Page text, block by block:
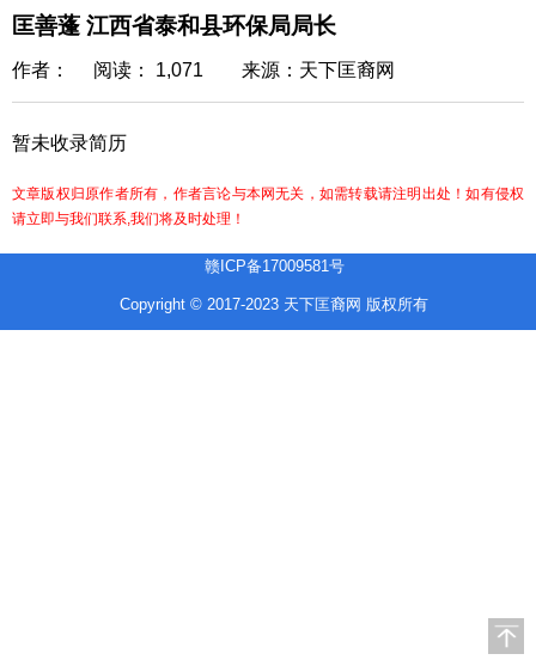
匡善蓬 江西省泰和县环保局局长
作者： 阅读： 1,071 来源：天下匡裔网
暂未收录简历
文章版权归原作者所有，作者言论与本网无关，如需转载请注明出处！如有侵权
请立即与我们联系,我们将及时处理！
赣ICP备17009581号
Copyright © 2017-2023 天下匡裔网 版权所有